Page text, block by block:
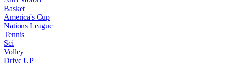
Basket
America's Cup
Nations League
Tennis
Sci
Volley
Drive UP